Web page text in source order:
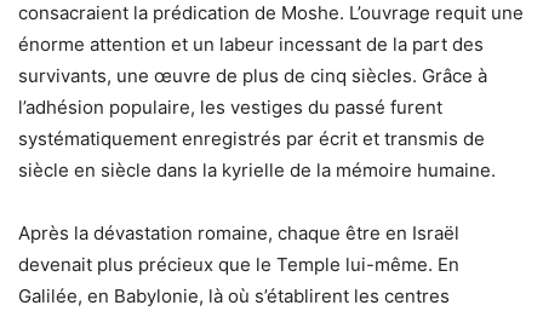
consacraient la prédication de Moshe. L’ouvrage requit une
énorme attention et un labeur incessant de la part des
survivants, une œuvre de plus de cinq siècles. Grâce à
l’adhésion populaire, les vestiges du passé furent
systématiquement enregistrés par écrit et transmis de
siècle en siècle dans la kyrielle de la mémoire humaine.
Après la dévastation romaine, chaque être en Israël
devenait plus précieux que le Temple lui-même. En
Galilée, en Babylonie, là où s’établirent les centres